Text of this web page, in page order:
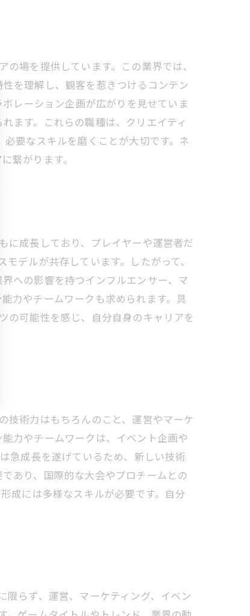
場を提供しています。この業界では、
を理解し、観客を惹きつけるコンテン
レーション企画が広がりを見せていま
ます。これらの職種は、クリエイティ
要なスキルを磨くことが大切です。ネ
繋がります。
に成長しており、プレイヤーや運営者だ
デルが共存しています。したがって、
への影響を持つインフルエンサー、マ
力やチームワークも求められます。具
の可能性を感じ、自分自身のキャリアを
技術力はもちろんのこと、運営やマーケ
力やチームワークは、イベント企画や
急成長を遂げているため、新しい技術
あり、国際的な大会やプロチームとの
成には多様なスキルが必要です。自分
らず、運営、マーケティング、イベン